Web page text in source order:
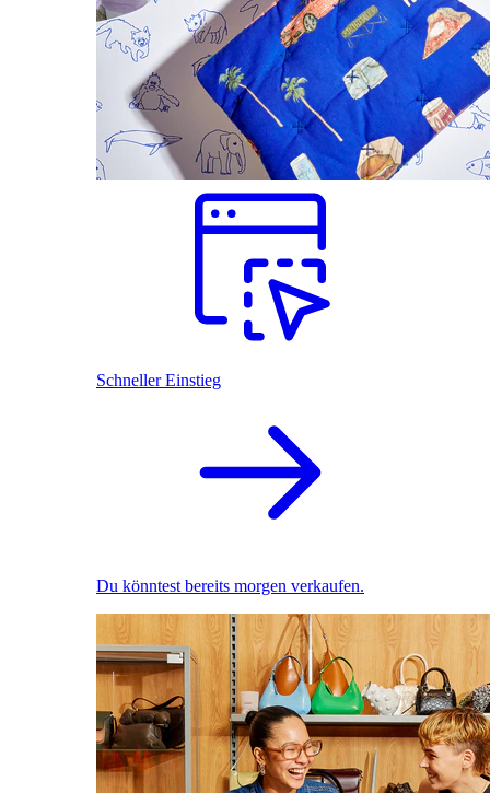
Schneller Einstieg
Du könntest bereits morgen verkaufen.